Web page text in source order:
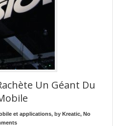
Un Géant Du
et applications, by Kreatic, No